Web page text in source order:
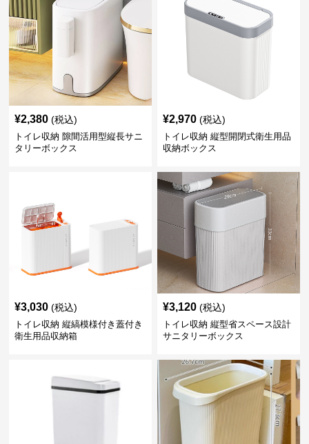
¥2,380 (税込)
トイレ収納 隙間活用型縦長サニ
タリーボックス
¥2,970 (税込)
トイレ収納 縦型開閉式衛生用品
収納ボックス
¥3,030 (税込)
トイレ収納 縦縞模様付き蓋付き
衛生用品収納箱
¥3,120 (税込)
トイレ収納 縦型省スペース設計
サニタリーボックス